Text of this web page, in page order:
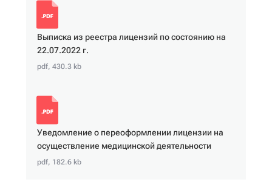
Выписка из реестра лицензий по состоянию на
22.07.2022 г.
pdf, 430.3 kb
Уведомление о переоформлении лицензии на
осуществление медицинской деятельности
pdf, 182.6 kb